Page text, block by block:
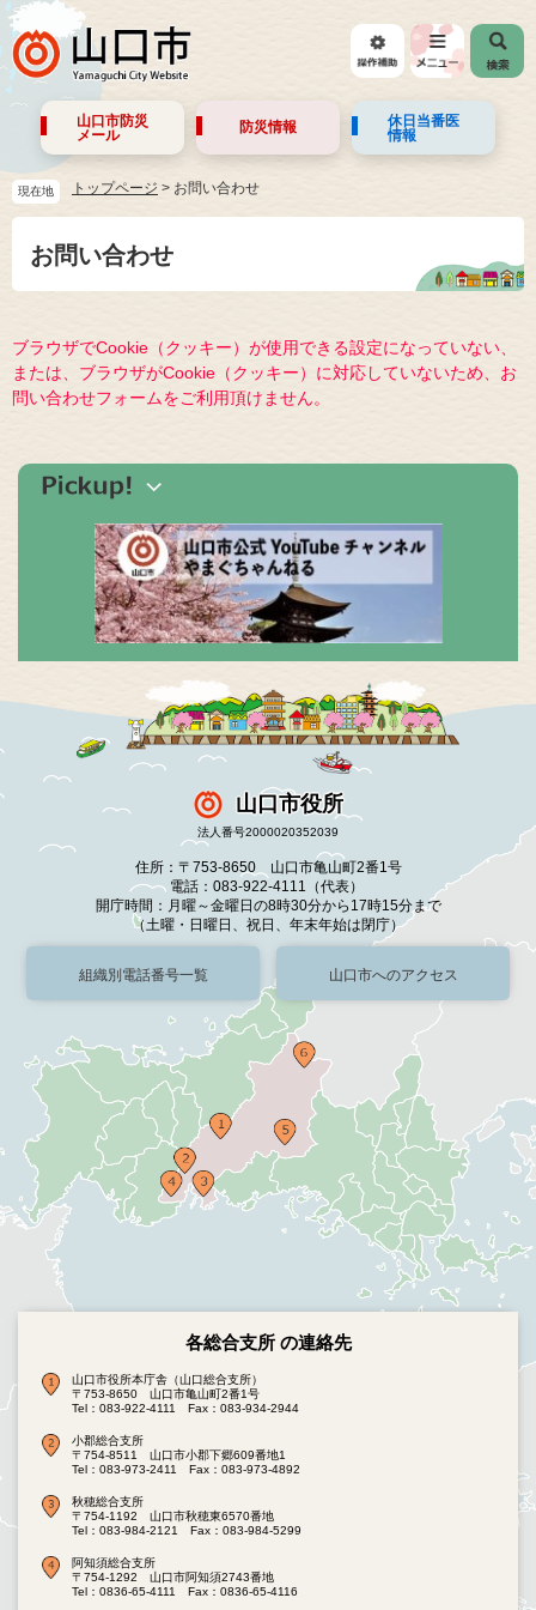
山口市防災
メール
防災情報
休日当番医
情報
現在地 トップページ > お問い合わせ
お問い合わせ
ブラウザでCookie（クッキー）が使用できる設定になっていない、
または、ブラウザがCookie（クッキー）に対応していないため、お
問い合わせフォームをご利用頂けません。
山口市役所
法人番号2000020352039
住所：〒753-8650 山口市亀山町2番1号
電話：083-922-4111（代表）
開庁時間：月曜～金曜日の8時30分から17時15分まで
（土曜・日曜日、祝日、年末年始は閉庁）
組織別電話番号一覧 山口市へのアクセス
各総合支所 の連絡先
山口市役所本庁舎（山口総合支所）
〒753-8650 山口市亀山町2番1号
Tel：083-922-4111
Fax：083-934-2944
小郡総合支所
〒754-8511 山口市小郡下郷609番地1
Tel：083-973-2411
Fax：083-973-4892
秋穂総合支所
〒754-1192 山口市秋穂東6570番地
Tel：083-984-2121
Fax：083-984-5299
阿知須総合支所
〒754-1292 山口市阿知須2743番地
Tel：0836-65-4111
Fax：0836-65-4116